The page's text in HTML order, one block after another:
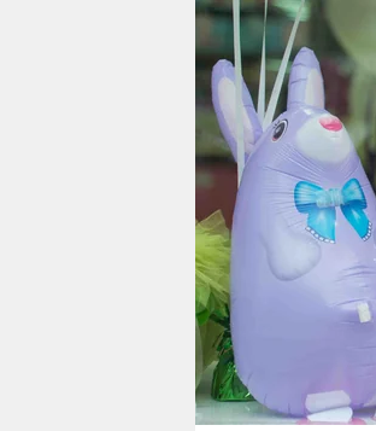
nord
wahrheit
verlag
verlag
veranstaltungen
shop
fragen & hilfe
unterstützen
abo